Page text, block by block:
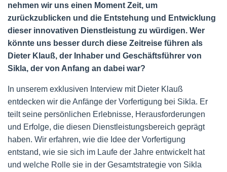
nehmen wir uns einen Moment Zeit, um
zurückzublicken und die Entstehung und Entwicklung
dieser innovativen Dienstleistung zu würdigen. Wer
könnte uns besser durch diese Zeitreise führen als
Dieter Klauß, der Inhaber und Geschäftsführer von
Sikla, der von Anfang an dabei war?
In unserem exklusiven Interview mit Dieter Klauß
entdecken wir die Anfänge der Vorfertigung bei Sikla. Er
teilt seine persönlichen Erlebnisse, Herausforderungen
und Erfolge, die diesen Dienstleistungsbereich geprägt
haben. Wir erfahren, wie die Idee der Vorfertigung
entstand, wie sie sich im Laufe der Jahre entwickelt hat
und welche Rolle sie in der Gesamtstrategie von Sikla